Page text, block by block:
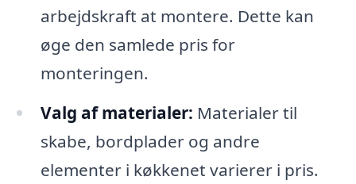
arbejdskraft at montere. Dette kan
øge den samlede pris for
monteringen.
Valg af materialer: Materialer til
skabe, bordplader og andre
elementer i køkkenet varierer i pris.